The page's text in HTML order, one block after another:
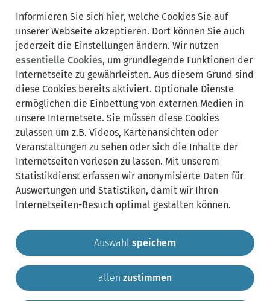
Synonyme:
Bauprodukt Bauwerksanforderungen
Building product
Building requirements
CE-Kennzeichnung CE marking
Deutsches Institut für Bautechnik
DIBt
ETA
Europäische Technische Bewertung
European Technical Assessment
German Institute for Building TechnologyNormen
Produktleistungsnachweis Proof of product performance
Standards
Gemeinde Krailling Impressum
Sitemap
Kontakt
Informieren Sie sich hier, welche Cookies Sie auf
unserer Webseite akzeptieren. Dort können Sie auch
jederzeit die Einstellungen ändern. Wir nutzen
essentielle Cookies, um grundlegende Funktionen der
Internetseite zu gewährleisten. Aus diesem Grund sind
diese Cookies bereits aktiviert. Optionale Dienste
ermöglichen die Einbettung von externen Medien in
unsere Internetsete. Sie müssen diese Cookies
zulassen um z.B. Videos, Kartenansichten oder
Veranstaltungen zu sehen oder sich die Inhalte der
Internetseiten vorlesen zu lassen. Mit unserem
Statistikdienst erfassen wir anonymisierte Daten für
Auswertungen und Statistiken, damit wir Ihren
Internetseiten-Besuch optimal gestalten können.
Auswahl speichern
allen zustimmen